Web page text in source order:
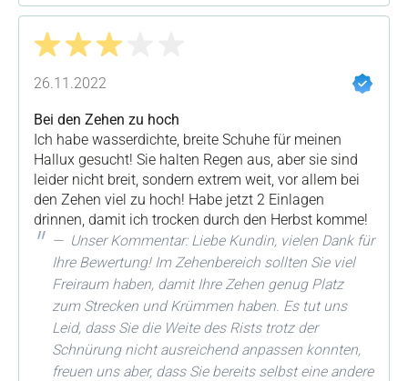
Bewertung mit 3 von 5 Sternen
26.11.2022
Bei den Zehen zu hoch
Ich habe wasserdichte, breite Schuhe für meinen
Hallux gesucht! Sie halten Regen aus, aber sie sind
leider nicht breit, sondern extrem weit, vor allem bei
den Zehen viel zu hoch! Habe jetzt 2 Einlagen
drinnen, damit ich trocken durch den Herbst komme!
Unser Kommentar: Liebe Kundin, vielen Dank für
Ihre Bewertung! Im Zehenbereich sollten Sie viel
Freiraum haben, damit Ihre Zehen genug Platz
zum Strecken und Krümmen haben. Es tut uns
Leid, dass Sie die Weite des Rists trotz der
Schnürung nicht ausreichend anpassen konnten,
freuen uns aber, dass Sie bereits selbst eine andere